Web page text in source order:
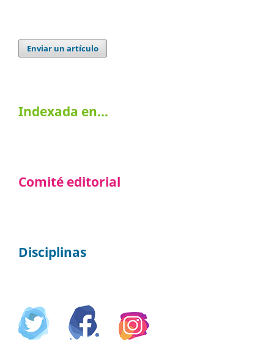
Enviar un artículo
Indexada en…
Comité editorial
Disciplinas